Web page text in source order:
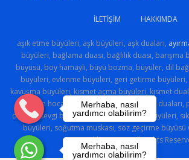
Merhaba, nasıl
yardımcı olabilirim?
Merhaba, nasıl
yardımcı olabilirim?
İLETIŞIM HAKKIMDA
aşık etme büyüleri, aşk büyüleri, aşk duaları,
büyüleri, bağlama duası, bağlılık duası,
büyüsü, boy hamaylı, büyü bozma, büyüler, dil
büyüleri, evlenme büyüleri, geri getirme
kavuşma büyüleri, kısmet açma büyüleri, kısmet
medyum hoca, muhabbet büyüleri, nazar duaları,
duaları, sevgi büyüsü, sevgi sihri, şirinlik büyüleri,
büyüleri, soğutma muskası, söz geçirme
Gercekhoca.com All Rights